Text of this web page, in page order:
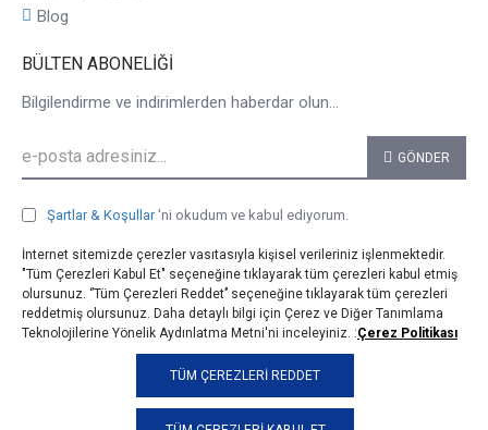
Blog
BÜLTEN ABONELIĞI
Bilgilendirme ve indirimlerden haberdar olun...
GÖNDER
Şartlar & Koşullar 'ni okudum ve kabul ediyorum.
© 2025, taji.com.tr, Tüm Hakları Saklıdır.
İnternet sitemizde çerezler vasıtasıyla kişisel verileriniz işlenmektedir.
"Tüm Çerezleri Kabul Et" seçeneğine tıklayarak tüm çerezleri kabul etmiş
olursunuz. ‘’Tüm Çerezleri Reddet’’ seçeneğine tıklayarak tüm çerezleri
reddetmiş olursunuz. Daha detaylı bilgi için Çerez ve Diğer Tanımlama
Teknolojilerine Yönelik Aydınlatma Metni'ni inceleyiniz. :Çerez Politikası
TÜM ÇEREZLERI REDDET